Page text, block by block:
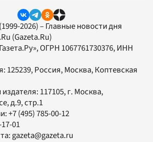
2026) – Главные новости дня
(Gazeta.Ru)
, ОГРН 1067761730376, ИНН
125239, Россия, Москва, Коптевская
117105, г. Москва,
д.9, стр.1
+7 (495) 785-00-12
01
gazeta@gazeta.ru